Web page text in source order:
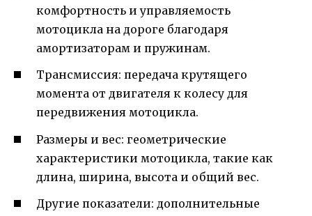
комфортность и управляемость
мотоцикла на дороге благодаря
амортизаторам и пружинам.
Трансмиссия: передача крутящего
момента от двигателя к колесу для
передвижения мотоцикла.
Размеры и вес: геометрические
характеристики мотоцикла, такие как
длина, ширина, высота и общий вес.
Другие показатели: дополнительные